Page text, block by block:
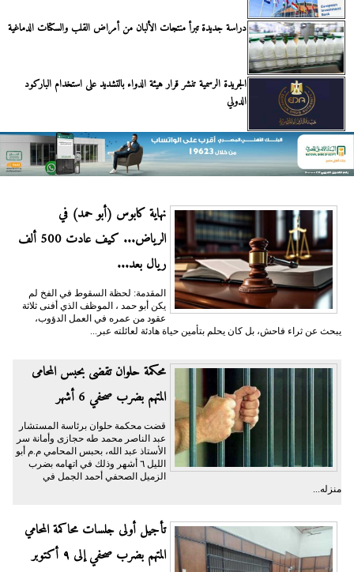
دراسة جديدة تبرأ منتجات الألبان من أمراض القلب والسكتات الدماغية
الجريدة الرسمية تنشر قرار هيئة الدواء بالتشديد على استخدام الباركود
الدولي
نهاية كابوس (أبو حمد) في
الرياض... كيف عادت 500 ألف
ريال بعد...
المقدمة: لحظة السقوط في الفخ لم
يكن أبو حمد ، الموظف الذي أفنى ثلاثة
عقود من عمره في العمل الدؤوب،
يبحث عن ثراء فاحش، بل كان يحلم بتأمين حياة هادئة لعائلته عبر...
محكمة حلوان تقضى بحبس المحامى
المتهم بضرب صحفي 6 أشهر
قضت محكمة حلوان برئاسة المستشار
عبد الناصر محمد طه حجازى وأمانة سر
الأستاذ عبد الله، بحبس المحامي م.م أبو
الليل ٦ أشهر وذلك في اتهامه بضرب
الزميل الصحفي أحمد الجمل في
منزله...
تأجيل أولى جلسات محاكمة المحامي
المتهم بضرب صحفي إلى ٩ أكتوبر